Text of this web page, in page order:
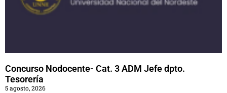
Concurso Nodocente- Cat. 3 ADM Jefe dpto.
Tesorería
5 agosto, 2026